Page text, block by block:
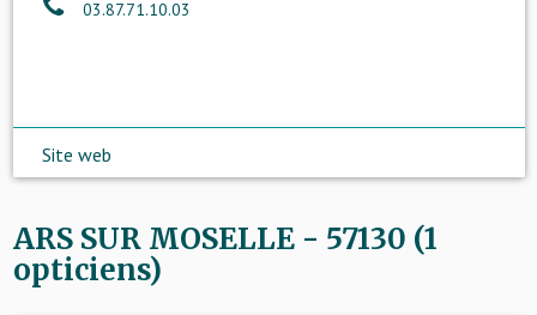
03.87.71.10.03
Site web
ARS SUR MOSELLE - 57130 (1
opticiens)